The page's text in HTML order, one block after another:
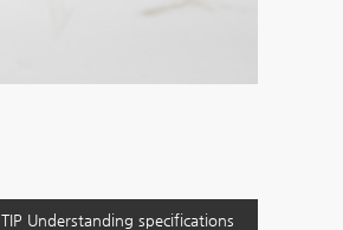
TIP Understanding specifications